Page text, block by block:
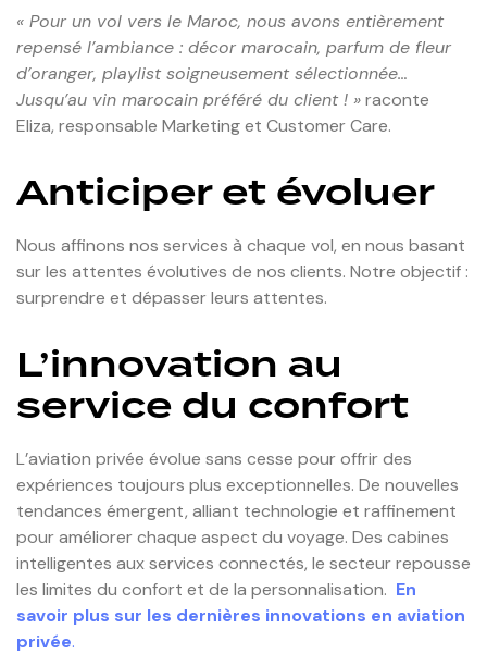
« Pour un vol vers le Maroc, nous avons entièrement
repensé l’ambiance : décor marocain, parfum de fleur
d’oranger, playlist soigneusement sélectionnée…
Jusqu’au vin marocain préféré du client ! »raconte
Eliza, responsable Marketing et Customer Care.
Anticiper et évoluer
Nous affinons nos services à chaque vol, en nous basant
sur les attentes évolutives de nos clients. Notre objectif :
surprendre et dépasser leurs attentes.
L’innovation au
service du confort
L’aviation privée évolue sans cesse pour offrir des
expériences toujours plus exceptionnelles. De nouvelles
tendances émergent, alliant technologie et raffinement
pour améliorer chaque aspect du voyage. Des cabines
intelligentes aux services connectés, le secteur repousse
les limites du confort et de la personnalisation. En
savoir plus sur les dernières innovations en aviation
privée.